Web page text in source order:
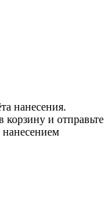
нанесения.
корзину и отправьте
нанесением